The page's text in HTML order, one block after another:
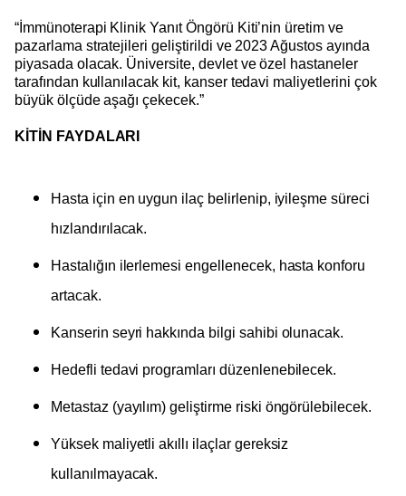
“İmmünoterapi Klinik Yanıt Öngörü Kiti’nin üretim ve
pazarlama stratejileri geliştirildi ve 2023 Ağustos ayında
piyasada olacak. Üniversite, devlet ve özel hastaneler
tarafından kullanılacak kit, kanser tedavi maliyetlerini çok
büyük ölçüde aşağı çekecek.”
KİTİN FAYDALARI
Hasta için en uygun ilaç belirlenip, iyileşme süreci
hızlandırılacak.
Hastalığın ilerlemesi engellenecek, hasta konforu
artacak.
Kanserin seyri hakkında bilgi sahibi olunacak.
Hedefli tedavi programları düzenlenebilecek.
Metastaz (yayılım) geliştirme riski öngörülebilecek.
Yüksek maliyetli akıllı ilaçlar gereksiz
kullanılmayacak.